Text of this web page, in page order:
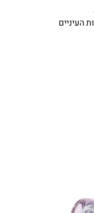
העיניים